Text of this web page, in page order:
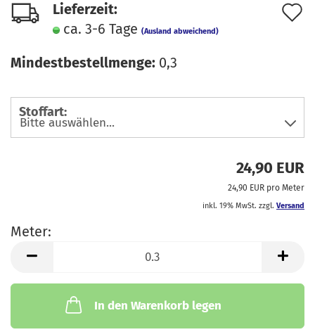
Lieferzeit:
ca. 3-6 Tage (Ausland abweichend)
Mindestbestellmenge: 0,3
Stoffart:
24,90 EUR
24,90 EUR pro Meter
inkl. 19% MwSt. zzgl. Versand
Meter:
Meter
In den Warenkorb legen